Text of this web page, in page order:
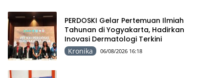
PERDOSKI Gelar Pertemuan Ilmiah
Tahunan di Yogyakarta, Hadirkan
Inovasi Dermatologi Terkini
Kronika 06/08/2026 16:18